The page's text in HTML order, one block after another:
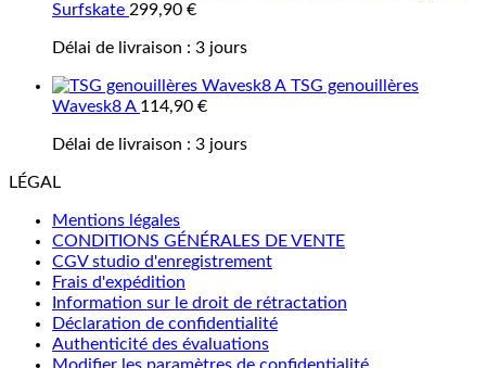
Surfskate 299,90 €
Délai de livraison : 3 jours
TSG genouillères
Wavesk8 A 114,90 €
Délai de livraison : 3 jours
LÉGAL
Mentions légales
CONDITIONS GÉNÉRALES DE VENTE
CGV studio d'enregistrement
Frais d'expédition
Information sur le droit de rétractation
Déclaration de confidentialité
Authenticité des évaluations